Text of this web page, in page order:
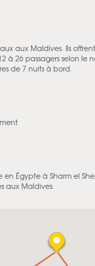
aux Maldives. Ils
à 26 passagers selon le
de 7 nuits à bord.
en Égypte à Sharm el
aux Maldives.